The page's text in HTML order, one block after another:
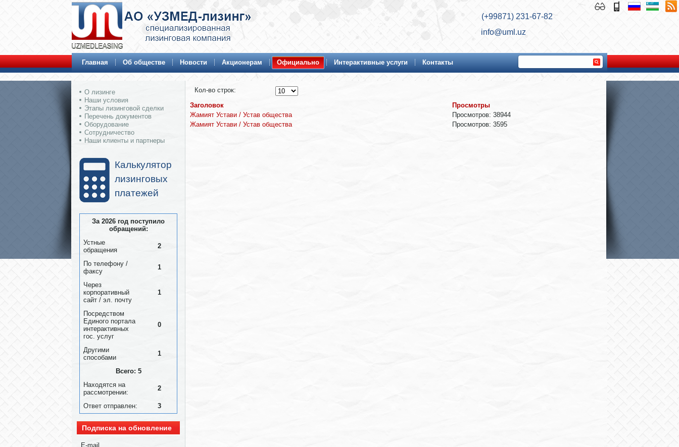
(+99871) 231-67-82
info@uml.uz
Главная Об обществе Новости Акционерам Официально Интерактивные услуги Контакты
О лизинге
Наши условия
Этапы лизинговой сделки
Перечень документов
Оборудование
Сотрудничество
Наши клиенты и партнеры
Калькулятор
лизинговых
платежей
За 2026 год поступило
обращений:
Устные
обращения
2
По телефону /
факсу
1
Через
корпоративный
сайт / эл. почту
1
Посредством
Единого портала
интерактивных
гос. услуг
0
Другими
способами
1
Всего: 5
Находятся на
рассмотрении:
2
Ответ отправлен: 3
Подписка на обновление
E-mail
Кол-во строк:
Заголовок
Просмотры
Жамият Устави / Устав общества
Просмотров: 38944
Жамият Устави / Устав общества
Просмотров: 3595